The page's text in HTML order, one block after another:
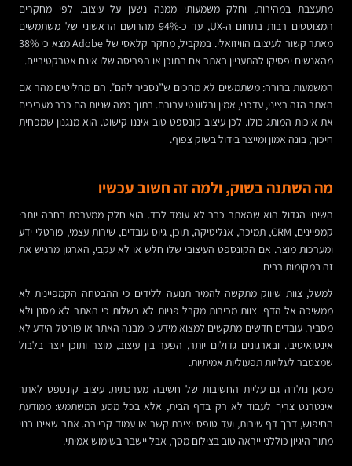
מתעצבת במהירות, וחלק משמעותי ממנה נשען על עיצוב. לפי מחקרים
המצוטטים רבות בתחום ה-UX, עד כ-94% מהרושם הראשוני של משתמשים
מאתר קשור לעיצובו הוויזואלי. במקביל, מחקר קלאסי של Adobe מצא כי 38%
מהאנשים יפסיקו להתעניין באתר אם התוכן או הפריסה שלו אינם אטרקטיביים.
המשמעות ברורה: משתמשים לא מחכים ש”נסביר להם”. הם מחליטים מהר אם
האתר הזה רציני, עדכני, אמין ורלוונטי עבורם. בתוך כמה שניות הם כבר מעריכים
את איכות המותג כולו. לכן עיצוב קונספט טוב איננו קישוט. הוא מנגנון שמפחית
חיכוך, בונה אמון ומייצר בידול בשוק צפוף.
מה השתנה בשוק, ולמה זה חשוב עכשיו
השינוי הגדול הוא שהאתר כבר לא עומד לבד. הוא חלק ממערכת רחבה יותר:
קמפיינים, CRM, תמיכה, אנליטיקה, תוכן, גיוס עובדים, שירות עצמי, פורטלי ידע
ומערכות מוצר. אם הקונספט העיצובי שלו חלש או לא עקבי, הארגון מרגיש את
זה במקומות רבים.
למשל, צוות שיווק מתקשה להמיר תנועה ללידים כי ההבטחה הקמפיינית לא
ממשיכה אל הדף. צוות מכירות מקבל פניות לא בשלות כי האתר לא מסנן ולא
מסביר. עובדים חדשים מתקשים למצוא מידע כי מבנה האתר או פורטל הידע לא
אינטואיטיבי. ובארגונים גדולים יותר, הפער בין עיצוב, מוצר ותוכן יוצר בלבול
שמצטבר לעלויות תפעוליות אמיתיות.
מכאן נולדה גם עליית החשיבות של חשיבה מערכתית. עיצוב קונספט לאתר
אינטרנט צריך לעבוד לא רק בדף הבית, אלא בכל מסע המשתמש: ממודעת
החיפוש, דרך דף שירות, ועד טופס יצירת קשר או עמוד קריירה. אתר שאינו בנוי
מתוך היגיון כוללני ייראה טוב בצילום מסך, אבל יישבר בשימוש אמיתי.